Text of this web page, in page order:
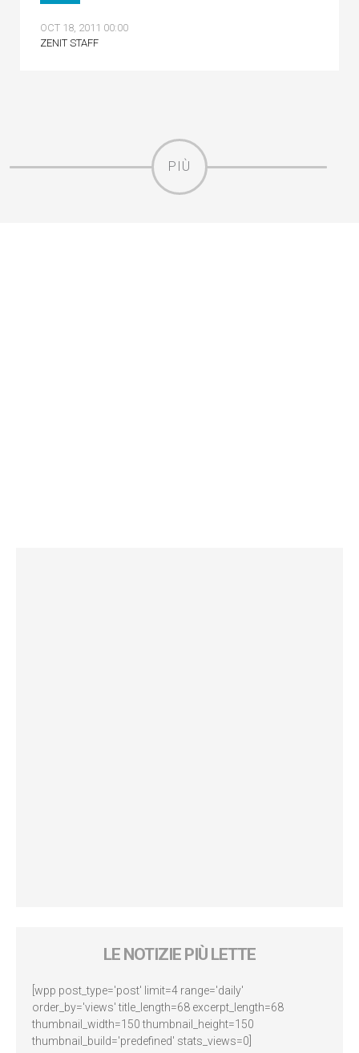
OCT 18, 2011 00:00
ZENIT STAFF
PIÙ
LE NOTIZIE PIÙ LETTE
[wpp post_type='post' limit=4 range='daily'
order_by='views' title_length=68 excerpt_length=68
thumbnail_width=150 thumbnail_height=150
thumbnail_build='predefined' stats_views=0]